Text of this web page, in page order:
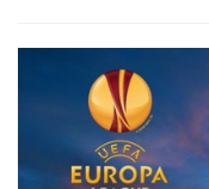
Рязанцев (Хосе
Кисляк, Роман